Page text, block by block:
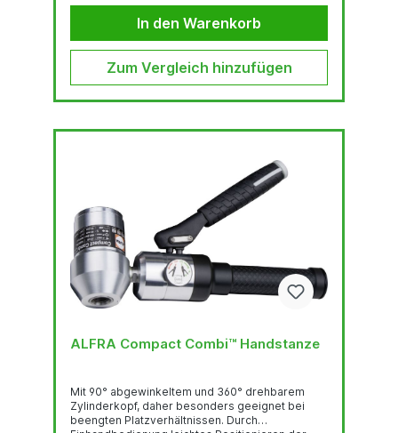
N/mm2)Quadratlocher bis 92 x 92 2.0 mm
Stahlblech (S235), 1.5 mm Edelstahl (F = 600
N/mm2)Stanzkraft: 75 kNBetriebsdruck...
In den Warenkorb
Zum Vergleich hinzufügen
ALFRA Compact Combi™ Handstanze
Mit 90° abgewinkeltem und 360° drehbarem
Zylinderkopf, daher besonders geeignet bei
beengten Platzverhältnissen. Durch